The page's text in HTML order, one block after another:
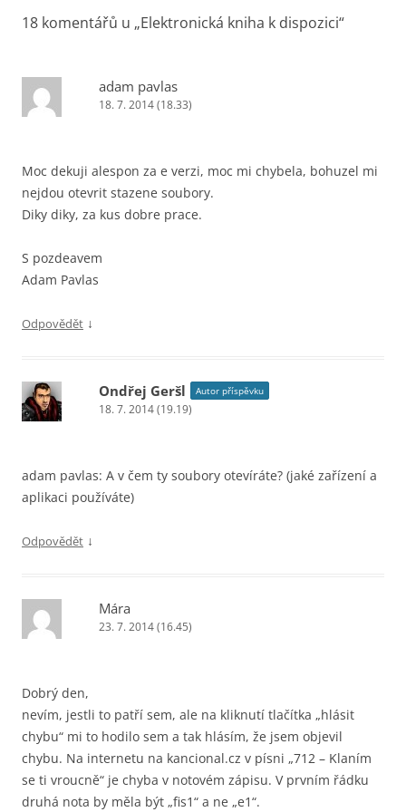
18 komentářů u „Elektronická kniha k dispozici“
adam pavlas
18. 7. 2014 (18.33)
Moc dekuji alespon za e verzi, moc mi chybela, bohuzel mi
nejdou otevrit stazene soubory.
Diky diky, za kus dobre prace.
S pozdeavem
Adam Pavlas
Odpovědět ↓
Ondřej Geršl Autor příspěvku
18. 7. 2014 (19.19)
adam pavlas: A v čem ty soubory otevíráte? (jaké zařízení a
aplikaci používáte)
Odpovědět ↓
Mára
23. 7. 2014 (16.45)
Dobrý den,
nevím, jestli to patří sem, ale na kliknutí tlačítka „hlásit
chybu“ mi to hodilo sem a tak hlásím, že jsem objevil
chybu. Na internetu na kancional.cz v písni „712 – Klaním
se ti vroucně“ je chyba v notovém zápisu. V prvním řádku
druhá nota by měla být „fis1“ a ne „e1“.